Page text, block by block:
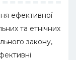
ефективної
та етнічних
закону,